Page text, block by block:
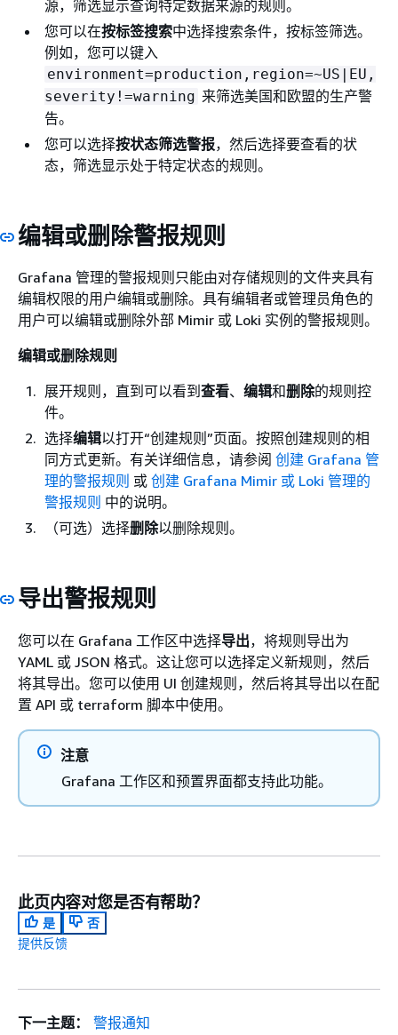
源，筛选显示查询特定数据来源的规则。
您可以在按标签搜索中选择搜索条件，按标签筛选。
例如，您可以键入
environment=production,region=~US|EU,
severity!=warning 来筛选美国和欧盟的生产警
告。
您可以选择按状态筛选警报，然后选择要查看的状
态，筛选显示处于特定状态的规则。
编辑或删除警报规则
Grafana 管理的警报规则只能由对存储规则的文件夹具有
编辑权限的用户编辑或删除。具有编辑者或管理员角色的
用户可以编辑或删除外部 Mimir 或 Loki 实例的警报规则。
编辑或删除规则
展开规则，直到可以看到 查看、 编辑和删除的规则控
件。
选择编辑以打开“创建规则”页面。按照创建规则的相
同方式更新。有关详细信息，请参阅 创建 Grafana 管
理的警报规则 或 创建 Grafana Mimir 或 Loki 管理的
警报规则 中的说明。
（可选）选择删除以删除规则。
导出警报规则
您可以在 Grafana 工作区中选择导出，将规则导出为
YAML 或 JSON 格式。这让您可以选择定义新规则，然后
将其导出。您可以使用 UI 创建规则，然后将其导出以在配
置 API 或 terraform 脚本中使用。
注意
Grafana 工作区和预置界面都支持此功能。
此页内容对您是否有帮助？
是
否
提供反馈
下一主题：
警报通知